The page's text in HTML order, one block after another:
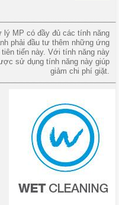
MP có đầy đủ các tính năng
phải đầu tư thêm những ứng
tiến này. Với tính năng này
sử dụng tính năng này giúp
giảm chi phí giặt.